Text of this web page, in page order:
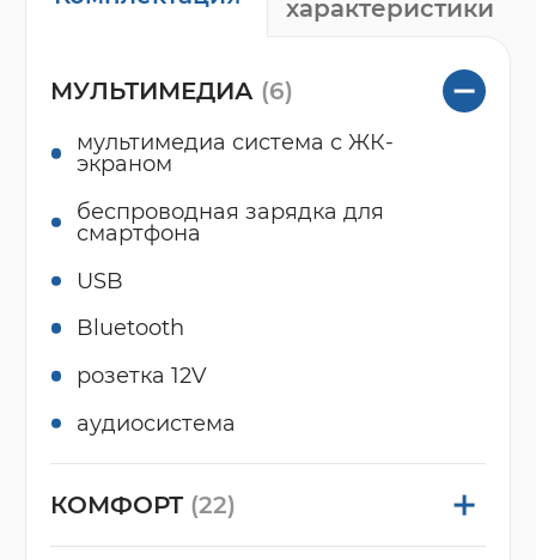
характеристики
МУЛЬТИМЕДИА (6)
мультимедиа система с ЖК-
экраном
беспроводная зарядка для
смартфона
USB
Bluetooth
розетка 12V
аудиосистема
КОМФОРТ (22)